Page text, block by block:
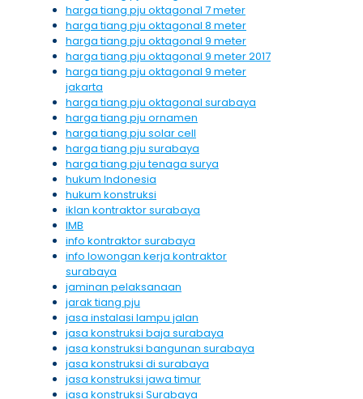
harga tiang pju oktagonal 7 meter
harga tiang pju oktagonal 8 meter
harga tiang pju oktagonal 9 meter
harga tiang pju oktagonal 9 meter 2017
harga tiang pju oktagonal 9 meter
jakarta
harga tiang pju oktagonal surabaya
harga tiang pju ornamen
harga tiang pju solar cell
harga tiang pju surabaya
harga tiang pju tenaga surya
hukum Indonesia
hukum konstruksi
iklan kontraktor surabaya
IMB
info kontraktor surabaya
info lowongan kerja kontraktor
surabaya
jaminan pelaksanaan
jarak tiang pju
jasa instalasi lampu jalan
jasa konstruksi baja surabaya
jasa konstruksi bangunan surabaya
jasa konstruksi di surabaya
jasa konstruksi jawa timur
jasa konstruksi Surabaya